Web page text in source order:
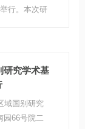
行。本次研
国际法的未
研究学术基
域国别研究
园66号院二